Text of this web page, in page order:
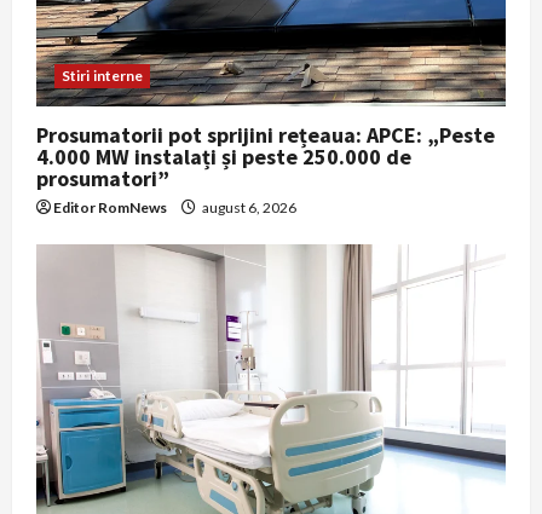
Stiri interne
Prosumatorii pot sprijini rețeaua: APCE: „Peste
4.000 MW instalați și peste 250.000 de
prosumatori”
Editor RomNews august 6, 2026